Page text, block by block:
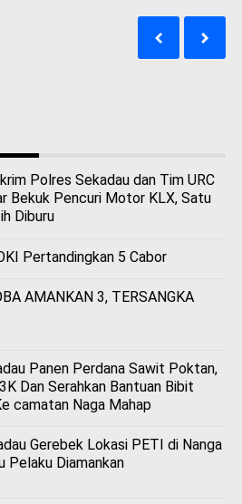
Polres Sekadau dan Tim URC
Bekuk Pencuri Motor KLX, Satu
Diburu
Pertandingkan 5 Cabor
AMANKAN 3, TERSANGKA
Panen Perdana Sawit Poktan,
Dan Serahkan Bantuan Bibit
camatan Naga Mahap
Gerebek Lokasi PETI di Nanga
Pelaku Diamankan